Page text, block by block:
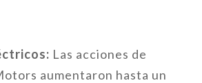
Las acciones de
aumentaron hasta un